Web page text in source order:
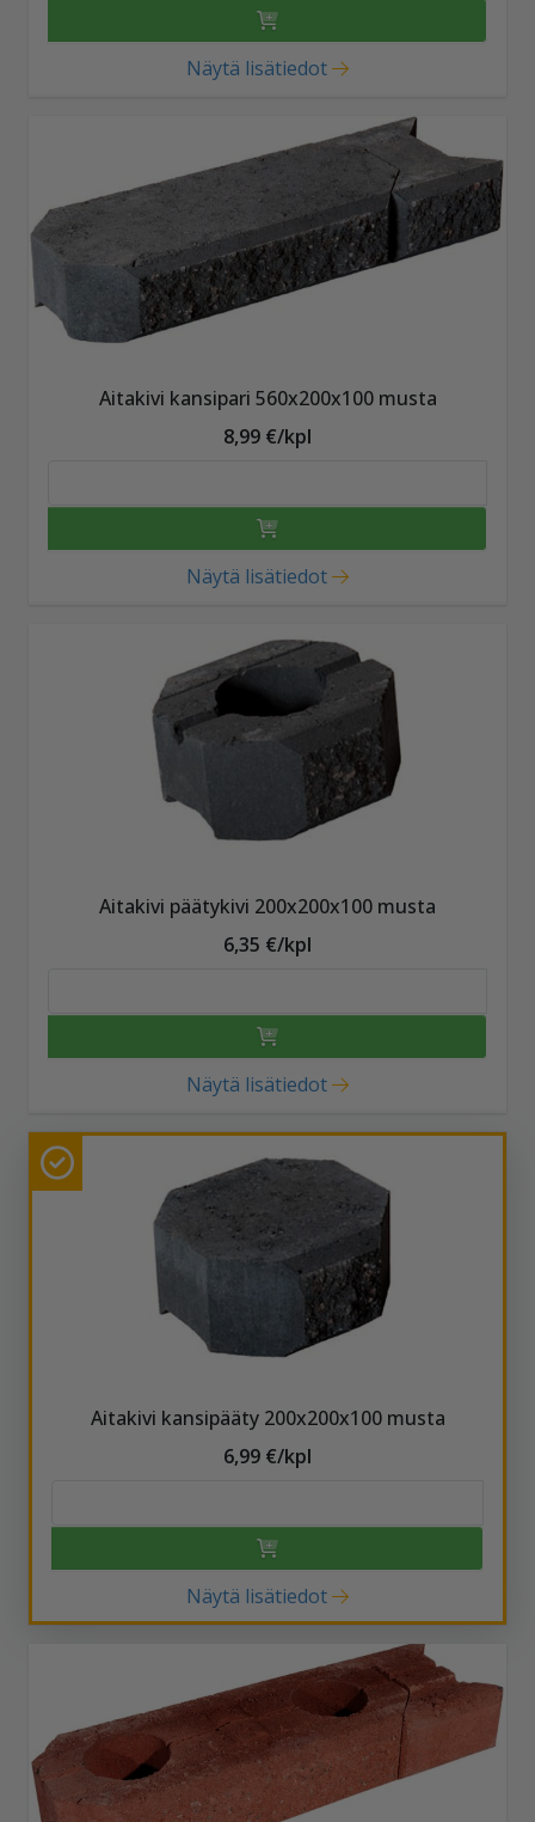
Näytä lisätiedot
Aitakivi kansipari 560x200x100 musta
8,99 €/kpl
Näytä lisätiedot
Aitakivi päätykivi 200x200x100 musta
6,35 €/kpl
Näytä lisätiedot
Aitakivi kansipääty 200x200x100 musta
6,99 €/kpl
Näytä lisätiedot